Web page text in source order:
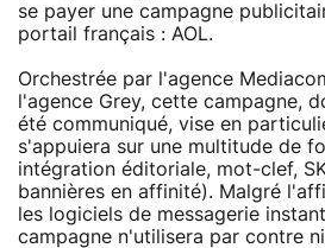
se payer une campagne
portail français : AOL.
Orchestrée par l'agence
l'agence Grey, cette campagne,
été communiqué, vise en
s'appuiera sur une multitude de
intégration éditoriale, mot-clef,
bannières en affinité). Malgré
les logiciels de messagerie
campagne n'utilisera par contre ni